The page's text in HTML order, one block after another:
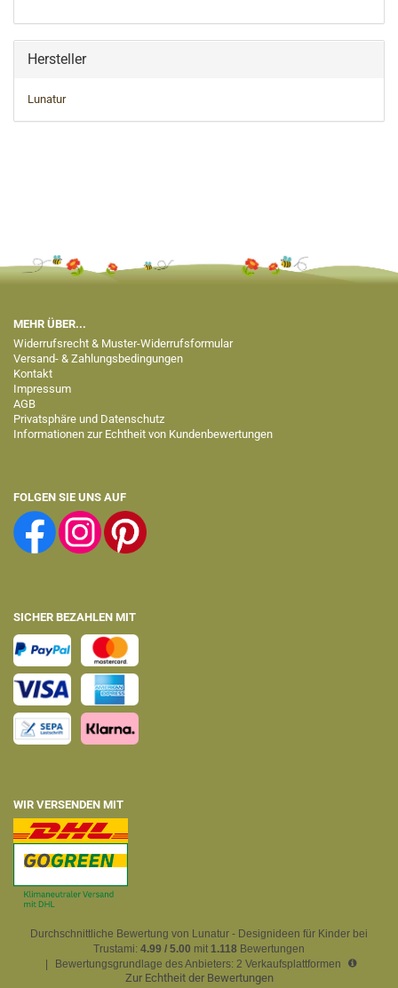
Hersteller
Lunatur
MEHR ÜBER...
Widerrufsrecht & Muster-Widerrufsformular
Versand- & Zahlungsbedingungen
Kontakt
Impressum
AGB
Privatsphäre und Datenschutz
Informationen zur Echtheit von Kundenbewertungen
FOLGEN SIE UNS AUF
SICHER BEZAHLEN MIT
WIR VERSENDEN MIT
Durchschnittliche Bewertung von Lunatur - Designideen für Kinder bei
Trustami: 4.99 / 5.00 mit 1.118 Bewertungen
Bewertungsgrundlage des Anbieters: 2 Verkaufsplattformen
Zur Echtheit der Bewertungen